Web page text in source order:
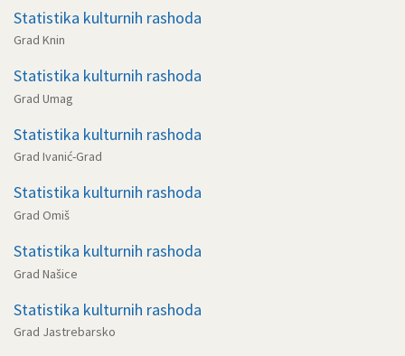
Statistika kulturnih rashoda
Grad Knin
Statistika kulturnih rashoda
Grad Umag
Statistika kulturnih rashoda
Grad Ivanić-Grad
Statistika kulturnih rashoda
Grad Omiš
Statistika kulturnih rashoda
Grad Našice
Statistika kulturnih rashoda
Grad Jastrebarsko